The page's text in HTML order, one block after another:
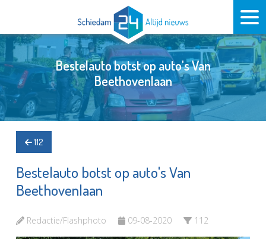
Bestelauto botst op auto's Van
Beethovenlaan
112
Bestelauto botst op auto's Van
Beethovenlaan
Redactie/Flashphoto 09-08-2020 112